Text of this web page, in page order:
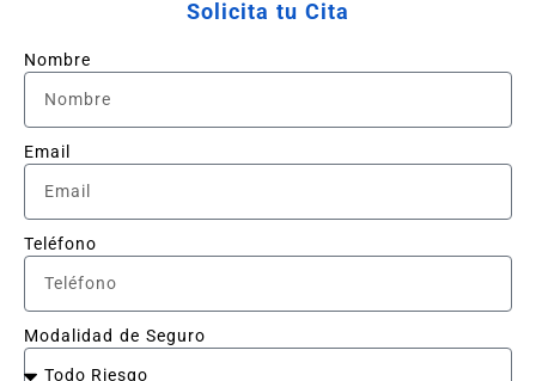
Solicita tu Cita
Nombre
Email
Teléfono
Modalidad de Seguro